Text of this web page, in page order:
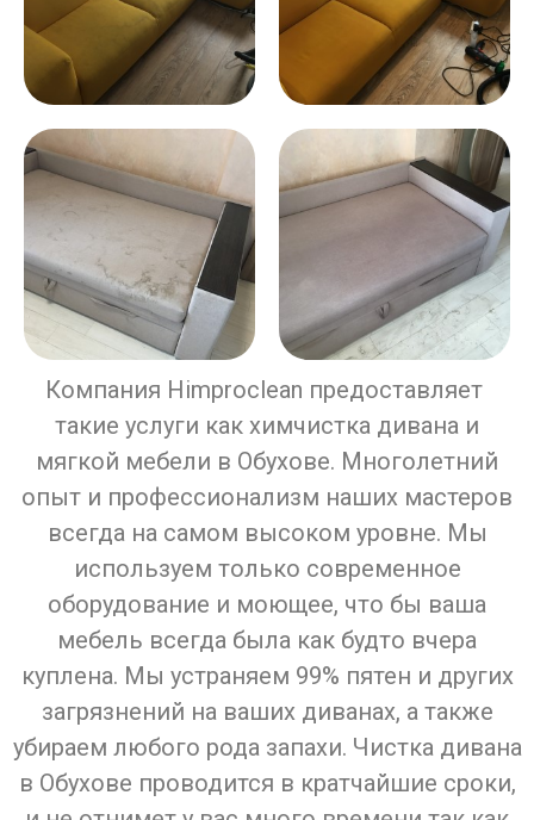
Компания Himproclean предоставляет
такие услуги как химчистка дивана и
мягкой мебели в Обухове. Многолетний
опыт и профессионализм наших мастеров
всегда на самом высоком уровне. Мы
используем только современное
оборудование и моющее, что бы ваша
мебель всегда была как будто вчера
куплена. Мы устраняем 99% пятен и других
загрязнений на ваших диванах, а также
убираем любого рода запахи. Чистка дивана
в Обухове проводится в кратчайшие сроки,